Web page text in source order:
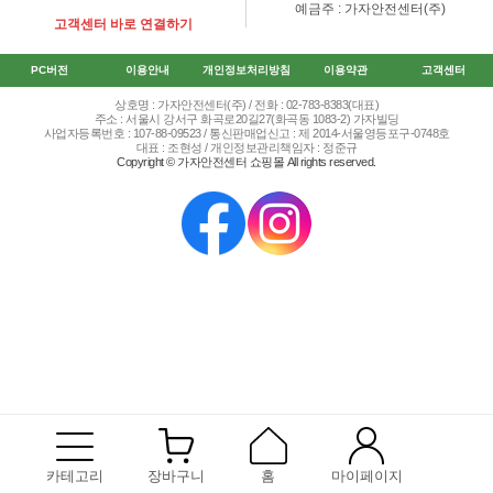
카테고리 장바구니 홈 마이페이지
고객센터 바로 연결하기
예금주 : 가자안전센터(주)
PC버전 이용안내 개인정보처리방침 이용약관 고객센터
상호명 : 가자안전센터(주) / 전화 : 02-783-8383(대표)
주소 : 서울시 강서구 화곡로20길27(화곡동 1083-2) 가자빌딩
사업자등록번호 : 107-88-09523 / 통신판매업신고 : 제 2014-서울영등포구-0748호
대표 : 조현성 / 개인정보관리책임자 : 정준규
Copyright © 가자안전센터 쇼핑몰 All rights reserved.